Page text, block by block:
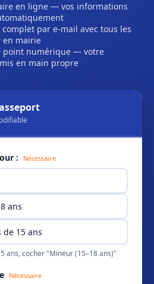
en ligne — vos informations
complet par e-mail avec tous les
en mairie
point numérique — votre
en main propre
: Nécessaire
ans
15 ans
ans, cocher "Mineur (15–18 ans)"
Nécessaire